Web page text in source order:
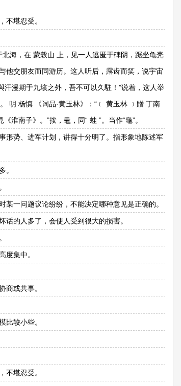
不堪忍受。
北海，在 蒙穀山 上，见一人逃匿于碑阴，踞坐龟壳
他交朋友而同游历。这人听后，露齿而笑，说宇宙
漫期于九垓之外，吾不可以久駐！”说着，这人举
明 杨慎 《词品·黄玉林》：“﹝ 黄玉林 ﹞贈 丁南
淮南子》。”按，鼃，同“ 蛙 ”。当作“龜”。
形势、进军计划，讲得十分明了。指形象地陈述军
。
一问题议论纷纷，不能决定哪种意见是正确的。
的人多了，会使人受到很大的损害。
度集中。
商或共事。
比较小些。
不堪忍受。